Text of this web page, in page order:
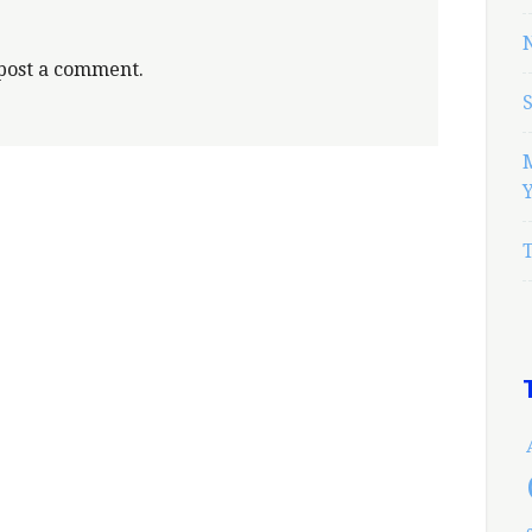
a comment.